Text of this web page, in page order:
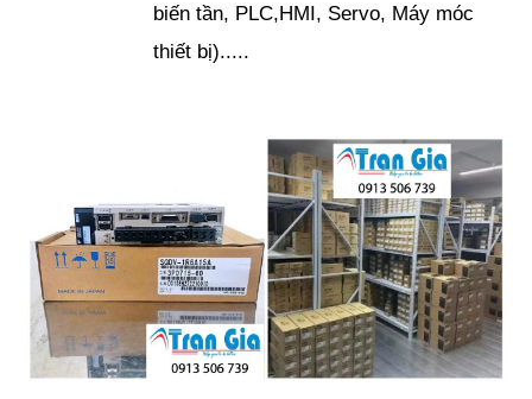
biến tần, PLC,HMI, Servo, Máy móc
thiết bị).....